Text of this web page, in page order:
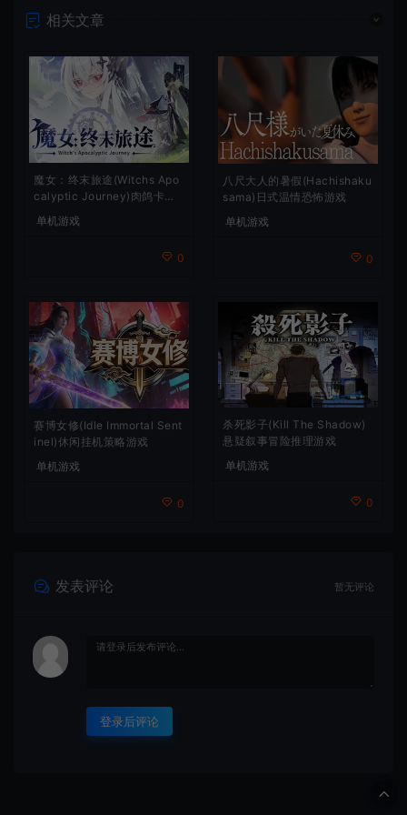
相关文章
魔女：终末旅途(Witchs Apo
calyptic Journey)肉鸽卡牌
策略游戏
单机游戏
0
八尺大人的暑假(Hachishaku
sama)日式温情恐怖游戏
单机游戏
0
赛博女修(Idle Immortal Sent
inel)休闲挂机策略游戏
单机游戏
0
杀死影子(Kill The Shadow)
悬疑叙事冒险推理游戏
单机游戏
0
发表评论 暂无评论
登录后评论